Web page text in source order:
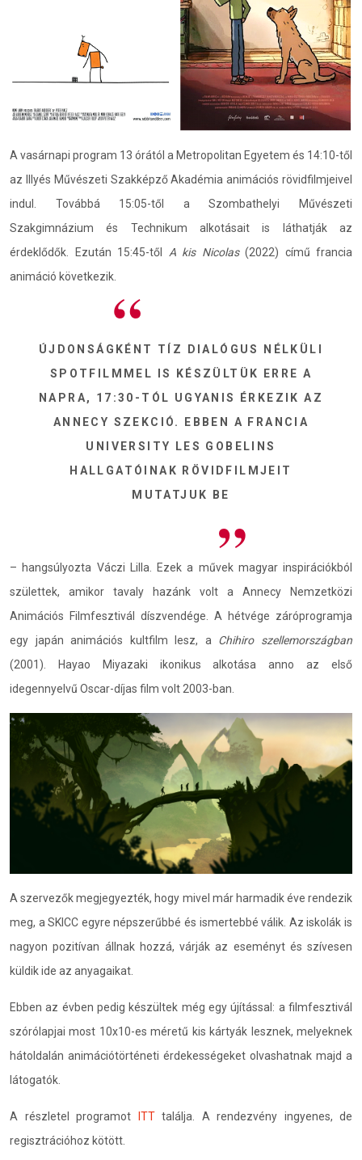
A vasárnapi program 13 órától a Metropolitan Egyetem és 14:10-től
az Illyés Művészeti Szakképző Akadémia animációs rövidfilmjeivel
indul. Továbbá 15:05-től a Szombathelyi Művészeti
Szakgimnázium és Technikum alkotásait is láthatják az
érdeklődők. Ezután 15:45-től A kis Nicolas(2022) című francia
animáció következik.
ÚJDONSÁGKÉNT TÍZ DIALÓGUS NÉLKÜLI
SPOTFILMMEL IS KÉSZÜLTÜK ERRE A
NAPRA, 17:30-TÓL UGYANIS ÉRKEZIK AZ
ANNECY SZEKCIÓ. EBBEN A FRANCIA
UNIVERSITY LES GOBELINS
HALLGATÓINAK RÖVIDFILMJEIT
MUTATJUK BE
– hangsúlyozta Váczi Lilla. Ezek a művek magyar inspirációkból
születtek, amikor tavaly hazánk volt a Annecy Nemzetközi
Animációs Filmfesztivál díszvendége. A hétvége záróprogramja
egy japán animációs kultfilm lesz, a Chihiro szellemországban
(2001). Hayao Miyazaki ikonikus alkotása anno az első
idegennyelvű Oscar-díjas film volt 2003-ban.
A szervezők megjegyezték, hogy mivel már harmadik éve rendezik
meg, a SKICC egyre népszerűbbé és ismertebbé válik. Az iskolák is
nagyon pozitívan állnak hozzá, várják az eseményt és szívesen
küldik ide az anyagaikat.
Ebben az évben pedig készültek még egy újítással: a filmfesztivál
szórólapjai most 10x10-es méretű kis kártyák lesznek, melyeknek
hátoldalán animációtörténeti érdekességeket olvashatnak majd a
látogatók.
A részletel programot ITTtalálja. A rendezvény ingyenes, de
regisztrációhoz kötött.